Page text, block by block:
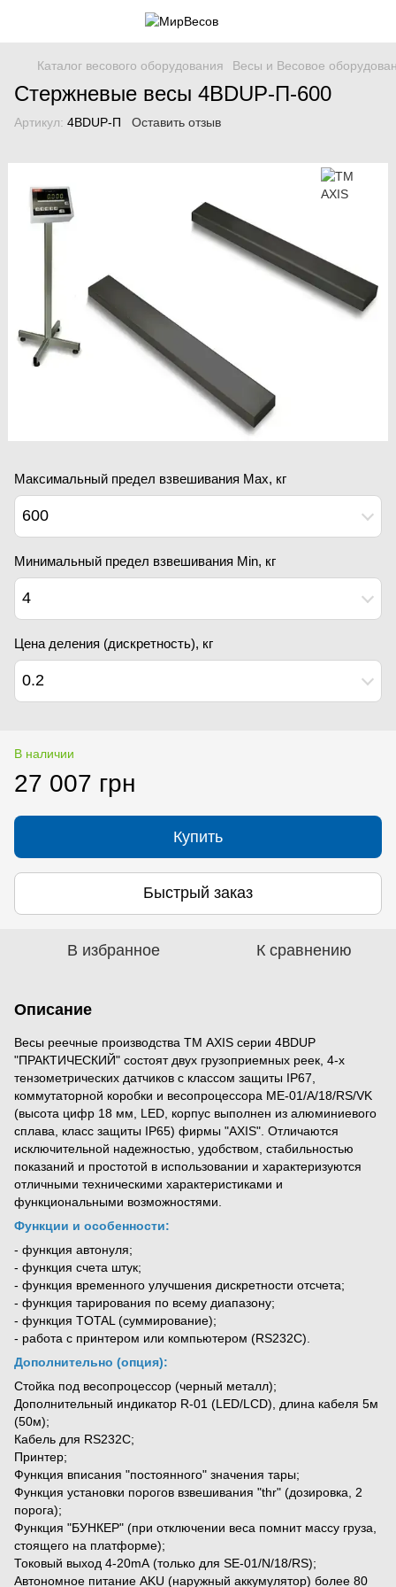
Каталог весового оборудования Весы и Весовое
Стержневые весы 4BDUР-П-600
Артикул: 4BDUР-П Оставить отзыв
Максимальный предел взвешивания Мах, кг
600
Минимальный предел взвешивания Min, кг
4
Цена деления (дискретность), кг
0.2
В наличии
27 007 грн
Купить
Быстрый заказ
В избранное К сравнению
Описание
Весы реечные производства ТМ AXIS серии 4BDUР
"ПРАКТИЧЕСКИЙ" состоят двух грузоприемных реек, 4-х
тензометрических датчиков с классом защиты IP67,
коммутаторной коробки и весопроцессора ME-01/A/18/RS/VK
(высота цифр 18 мм, LED, корпус выполнен из алюминиевого
сплава, класс защиты ІР65) фирмы "AXIS". Отличаются
исключительной надежностью, удобством, стабильностью
показаний и простотой в использовании и характеризуются
отличными техническими характеристиками и
функциональными возможностями.
Функции и особенности:
- функция автонуля;
- функция счета штук;
- функция временного улучшения дискретности отсчета;
- функция тарирования по всему диапазону;
- функция TOTAL (суммирование);
- работа с принтером или компьютером (RS232C).
Дополнительно (опция):
Стойка под весопроцессор (черный металл);
Дополнительный индикатор R-01 (LED/LCD), длина кабеля 5м
(50м);
Кабель для RS232С;
Принтер;
Функция вписания "постоянного" значения тары;
Функция установки порогов взвешивания "thr" (дозировка, 2
порога);
Функция "БУНКЕР" (при отключении веса помнит массу груза,
стоящего на платформе);
Токовый выход 4-20mА (только для SE-01/N/18/RS);
Автономное питание AKU (наружный аккумулятор) более 80